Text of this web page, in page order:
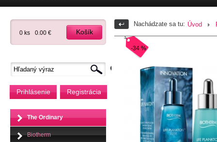
0 ks 0.00 € Košík
Prihlásenie Registrácia
The Ordinary
Biotherm
Nachádzate sa tu: Úvod
-34 %